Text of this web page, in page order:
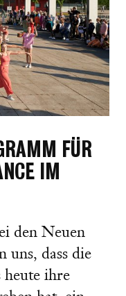
FÜR
IM
den Neuen
uns, dass die
heute ihre